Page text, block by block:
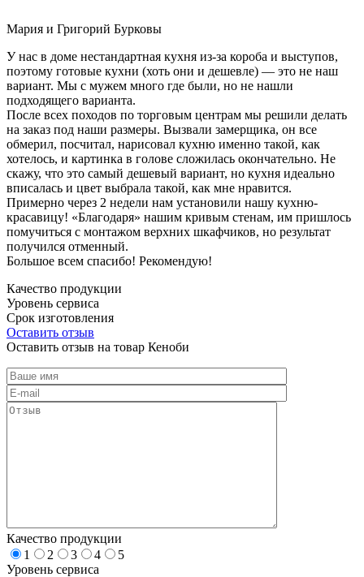
Мария и Григорий Бурковы
У нас в доме нестандартная кухня из-за короба и выступов,
поэтому готовые кухни (хоть они и дешевле) — это не наш
вариант. Мы с мужем много где были, но не нашли
подходящего варианта.
После всех походов по торговым центрам мы решили делать
на заказ под наши размеры. Вызвали замерщика, он все
обмерил, посчитал, нарисовал кухню именно такой, как
хотелось, и картинка в голове сложилась окончательно. Не
скажу, что это самый дешевый вариант, но кухня идеально
вписалась и цвет выбрала такой, как мне нравится.
Примерно через 2 недели нам установили нашу кухню-
красавицу! «Благодаря» нашим кривым стенам, им пришлось
помучиться с монтажом верхних шкафчиков, но результат
получился отменный.
Большое всем спасибо! Рекомендую!
Качество продукции
Уровень сервиса
Срок изготовления
Оставить отзыв
Оставить отзыв на товар Кеноби
Качество продукции
1
2 3 4
5
Уровень сервиса